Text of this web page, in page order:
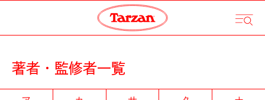
著者・監修者一覧